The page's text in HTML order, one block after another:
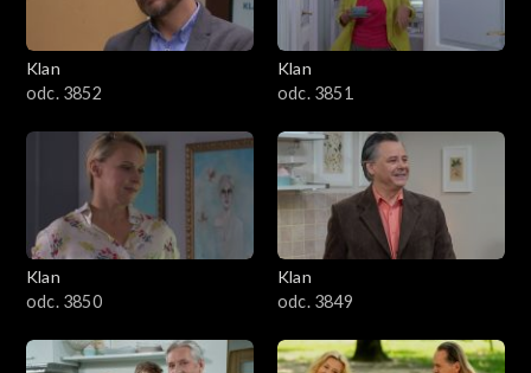
Klan
odc. 3852
Klan
odc. 3851
Klan
odc. 3850
Klan
odc. 3849